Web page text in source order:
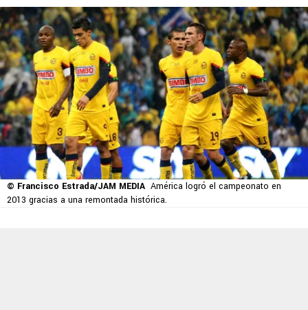
© Francisco Estrada/JAM MEDIA América logró el campeonato en
2013 gracias a una remontada histórica.